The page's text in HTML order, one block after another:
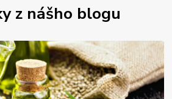
z nášho blogu